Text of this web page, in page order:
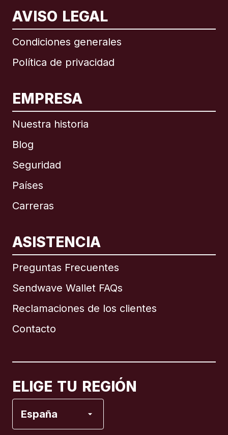
AVISO LEGAL
Condiciones generales
Política de privacidad
EMPRESA
Nuestra historia
Blog
Seguridad
Países
Carreras
ASISTENCIA
Preguntas Frecuentes
Sendwave Wallet FAQs
Reclamaciones de los clientes
Contacto
ELIGE TU REGIÓN
España
Internacional English
Brasil